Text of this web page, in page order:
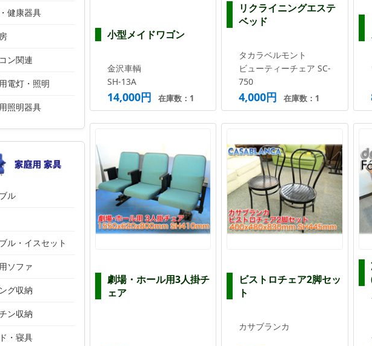
健康器具
ン関連
電灯・照明
照明器具
ル
ル・イスセット
ソファ
グ収納
ン収納
・寝具
小型メイドワゴン
金沢車輌
SH-13A
14,000円 在庫数：1
リクライニングエステ
ベッド
タカラベルモント
ビューティーチェア SC-
750
4,000円 在庫数：1
劇場・ホール用3人掛チ
ェア
ビストロチェア2脚セッ
ト
カサブランカ